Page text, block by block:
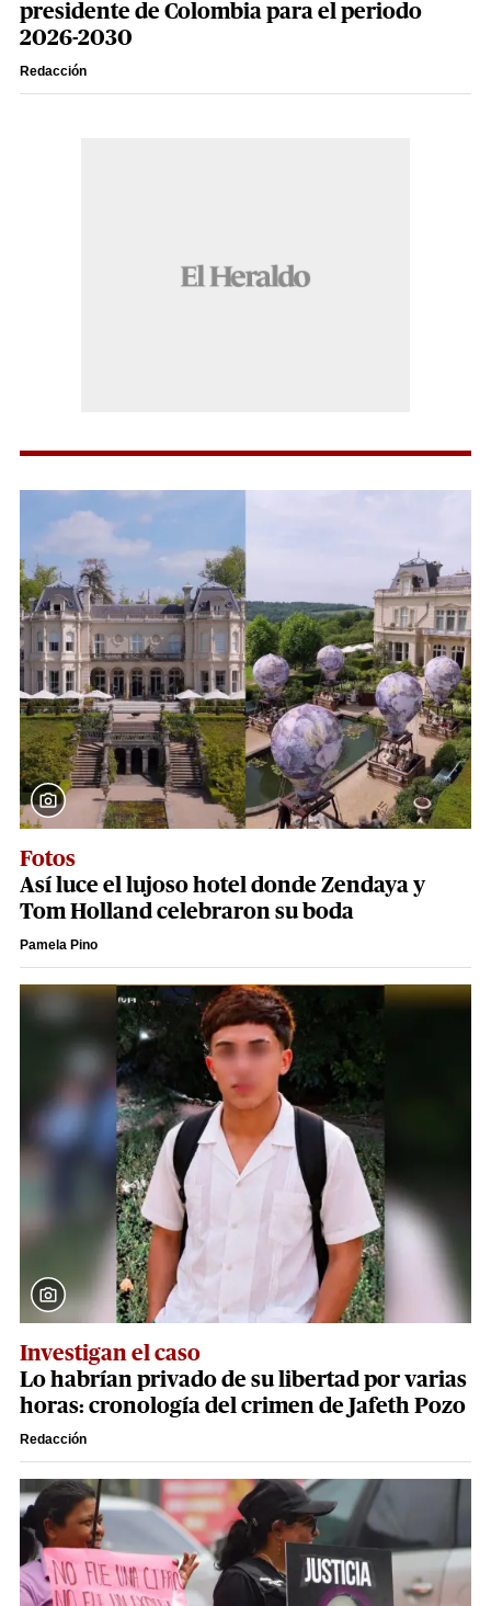
presidente de Colombia para el periodo
2026-2030
Redacción
Fotos
Así luce el lujoso hotel donde Zendaya y
Tom Holland celebraron su boda
Pamela Pino
Investigan el caso
Lo habrían privado de su libertad por varias
horas: cronología del crimen de Jafeth Pozo
Redacción